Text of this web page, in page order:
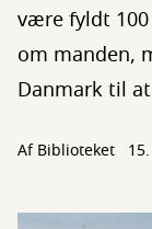
være fyldt 100
om manden,
Danmark til
Af Biblioteket